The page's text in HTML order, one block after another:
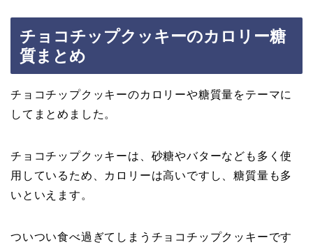
チョコチップクッキーのカロリー糖
質まとめ
チョコチップクッキーのカロリーや糖質量をテーマに
してまとめました。
チョコチップクッキーは、砂糖やバターなども多く使
用しているため、カロリーは高いですし、糖質量も多
いといえます。
ついつい食べ過ぎてしまうチョコチップクッキーです